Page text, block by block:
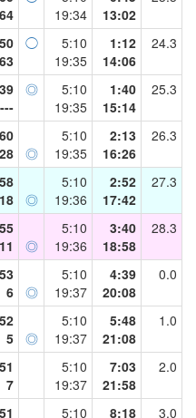
64
19:34
13:02
50
63
◯
5:10
19:35
1:12
14:06
24.3
39
---
◎
5:10
19:35
1:40
15:14
25.3
60
28
◎
5:10
19:35
2:13
16:26
26.3
58
18
◎
5:10
19:36
2:52
17:42
27.3
55
11
◎
5:10
19:36
3:40
18:58
28.3
53
6
◎
5:10
19:37
4:39
20:08
0.0
52
5
◎
5:10
19:37
5:48
21:08
1.0
51
7
5:10
19:37
7:03
21:58
2.0
51 5:10 8:18 3.0